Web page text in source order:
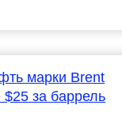
марки Brent
за баррель